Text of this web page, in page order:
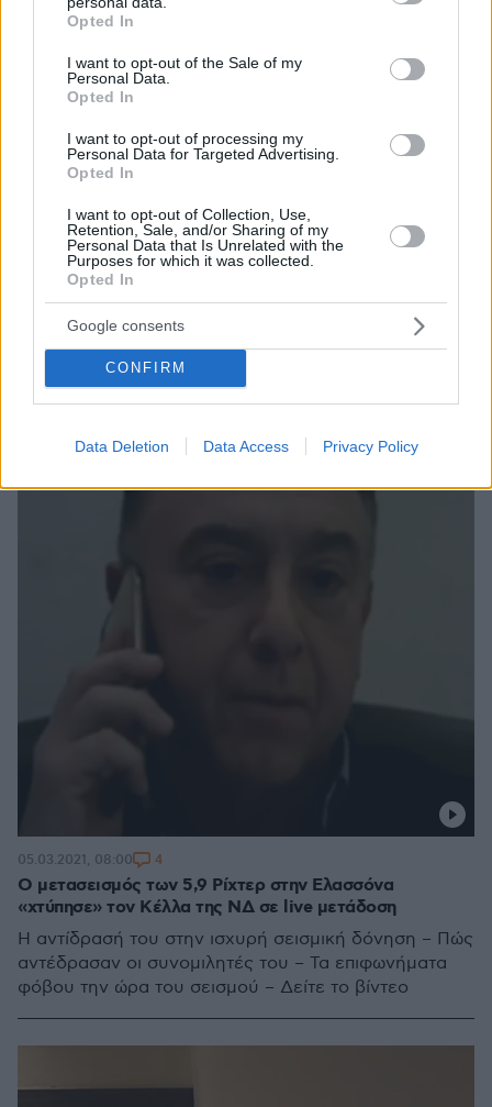
grant or deny consent to Google and its third-party tags to
use your data for below specified purposes in below Google
consent section.
Opted In
I want to opt-out of the Sale of my
Personal Data.
Opted In
I want to opt-out of processing my
Personal Data for Targeted Advertising.
Opted In
I want to opt-out of Collection, Use,
Retention, Sale, and/or Sharing of my
Personal Data that Is Unrelated with the
Purposes for which it was collected.
Opted In
Google consents
CONFIRM
Data Deletion Data Access Privacy Policy
Κέλλας: Παροχή ψηφιακού πιστοποιητικού covid-19 με
μία δόση εμβολίου σε όσους έχουν νοσήσει από
Ο βουλευτής της ΝΔ είχε νοσήσει από κορωνοϊό -
Όπως ο ίδιος αναφέρει στο protothema.gr λόγω
αυξημένων αντισωμάτων οι υπεύθυνοι για το
μόνο την πρώτη δόση εμβολίου
Ο μετασεισμός των 5,9 Ρίχτερ στην Ελασσόνα
«χτύπησε» τον Κέλλα της ΝΔ σε live μετάδοση
Η αντίδρασή του στην ισχυρή σεισμική δόνηση – Πώς
αντέδρασαν οι συνομιλητές του – Τα επιφωνήματα
φόβου την ώρα του σεισμού – Δείτε το βίντεο
05.03.2021, 08:00 4